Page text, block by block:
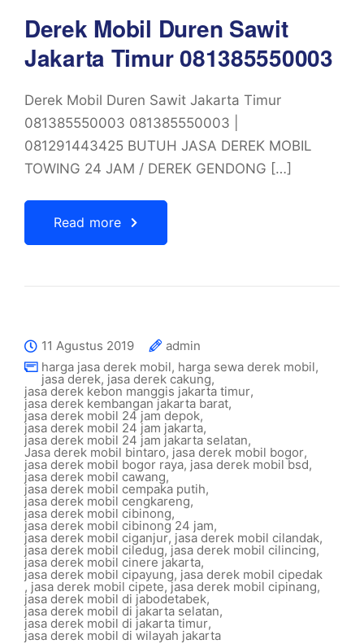
Derek Mobil Duren Sawit
Jakarta Timur 081385550003
Derek Mobil Duren Sawit Jakarta Timur
081385550003 081385550003 |
081291443425 BUTUH JASA DEREK MOBIL
TOWING 24 JAM / DEREK GENDONG […]
Read more
11 Agustus 2019
admin
harga jasa derek mobil, harga sewa derek mobil,
jasa derek, jasa derek cakung,
jasa derek kebon manggis jakarta timur,
jasa derek kembangan jakarta barat,
jasa derek mobil 24 jam depok,
jasa derek mobil 24 jam jakarta,
jasa derek mobil 24 jam jakarta selatan,
Jasa derek mobil bintaro, jasa derek mobil bogor,
jasa derek mobil bogor raya, jasa derek mobil bsd,
jasa derek mobil cawang,
jasa derek mobil cempaka putih,
jasa derek mobil cengkareng,
jasa derek mobil cibinong,
jasa derek mobil cibinong 24 jam,
jasa derek mobil ciganjur, jasa derek mobil cilandak,
jasa derek mobil ciledug,jasa derek mobil cilincing,
jasa derek mobil cinere jakarta,
jasa derek mobil cipayung, jasa derek mobil cipedak
, jasa derek mobil cipete,jasa derek mobil cipinang,
jasa derek mobil di jabodetabek,
jasa derek mobil di jakarta selatan,
jasa derek mobil di jakarta timur,
jasa derek mobil di wilayah jakarta